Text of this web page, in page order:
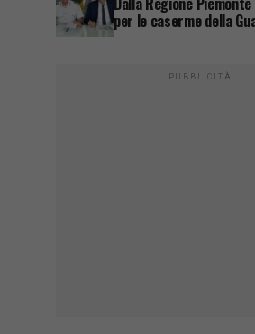
per le caserme della
PUBBLICITÀ